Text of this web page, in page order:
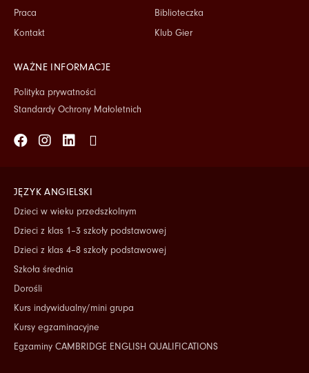
Praca
Kontakt
Biblioteczka
Klub Gier
WAŻNE INFORMACJE
Polityka prywatności
Standardy Ochrony Małoletnich
Facebook
Instagram
Linkedin
Tiktok
JĘZYK ANGIELSKI
Dzieci w wieku przedszkolnym
Dzieci z klas 1–3 szkoły podstawowej
Dzieci z klas 4–8 szkoły podstawowej
Szkoła średnia
Dorośli
Kurs indywidualny/mini grupa
Kursy egzaminacyjne
Egzaminy CAMBRIDGE ENGLISH QUALIFICATIONS